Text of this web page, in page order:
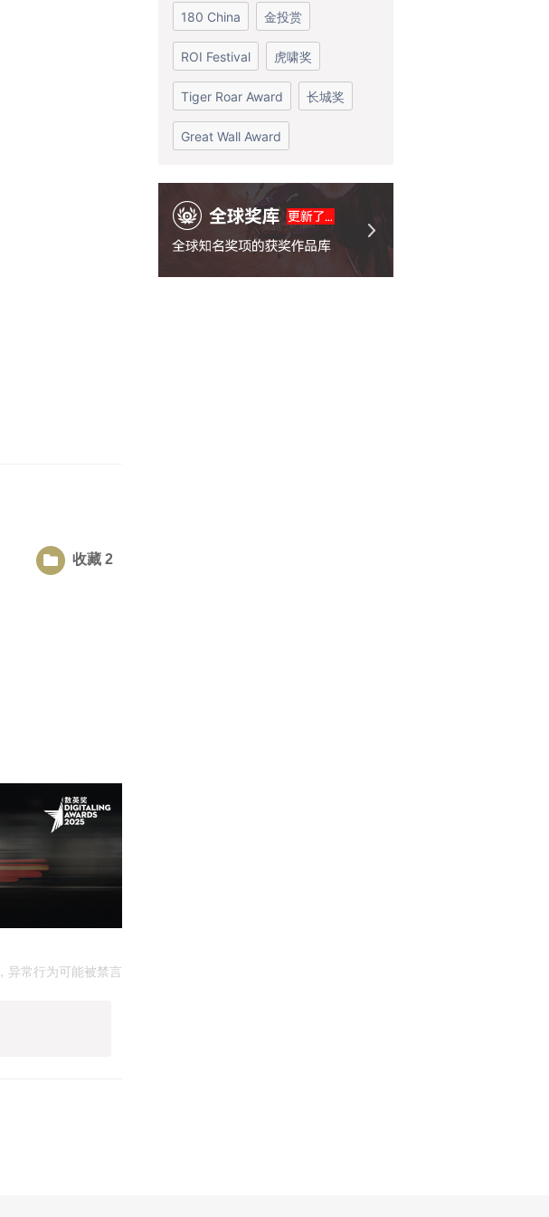
收藏 2
异常行为可能被禁言
180 China 金投赏
ROI Festival 虎啸奖
Tiger Roar Award 长城奖
Great Wall Award